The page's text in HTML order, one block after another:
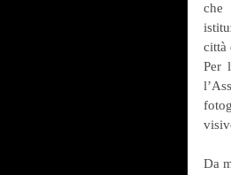
che
città
Per
Da